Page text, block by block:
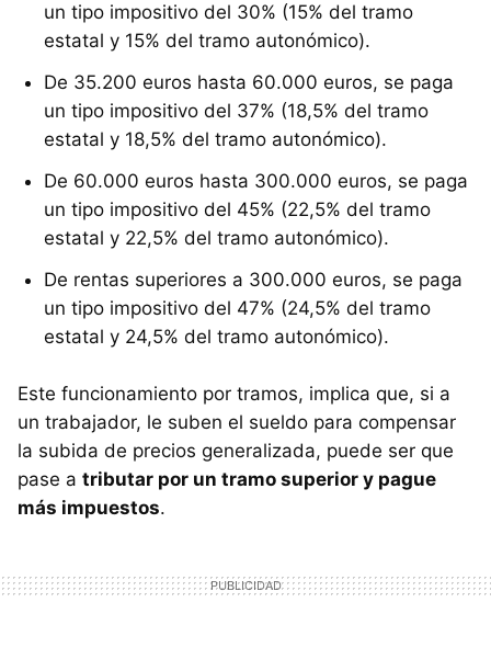
un tipo impositivo del 30% (15% del tramo
estatal y 15% del tramo autonómico).
De 35.200 euros hasta 60.000 euros, se paga
un tipo impositivo del 37% (18,5% del tramo
estatal y 18,5% del tramo autonómico).
De 60.000 euros hasta 300.000 euros, se paga
un tipo impositivo del 45% (22,5% del tramo
estatal y 22,5% del tramo autonómico).
De rentas superiores a 300.000 euros, se paga
un tipo impositivo del 47% (24,5% del tramo
estatal y 24,5% del tramo autonómico).
Este funcionamiento por tramos, implica que, si a
un trabajador, le suben el sueldo para compensar
la subida de precios generalizada, puede ser que
pase a tributar por un tramo superior y pague
más impuestos.